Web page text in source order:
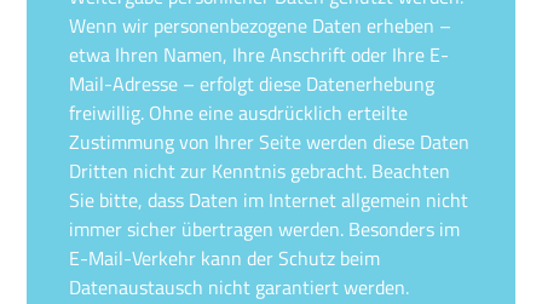
Wenn wir personenbezogene Daten erheben –
etwa Ihren Namen, Ihre Anschrift oder Ihre E-
Mail-Adresse – erfolgt diese Datenerhebung
freiwillig. Ohne eine ausdrücklich erteilte
Zustimmung von Ihrer Seite werden diese Daten
Dritten nicht zur Kenntnis gebracht. Beachten
Sie bitte, dass Daten im Internet allgemein nicht
immer sicher übertragen werden. Besonders im
E-Mail-Verkehr kann der Schutz beim
Datenaustausch nicht garantiert werden.